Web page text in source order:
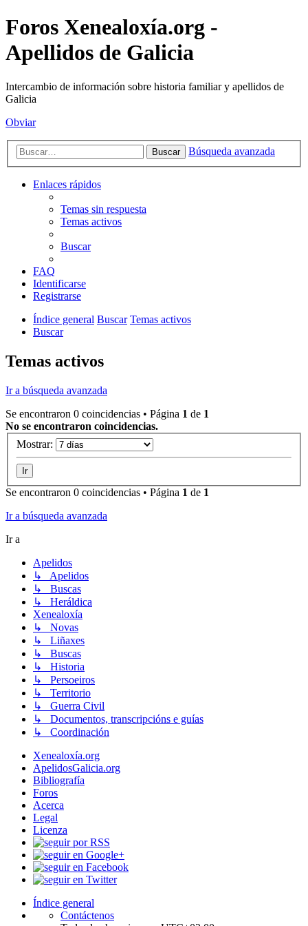
Foros Xenealoxía.org -
Apellidos de Galicia
Intercambio de información sobre historia familiar y apellidos de
Galicia
Obviar
Buscar Búsqueda avanzada
Enlaces rápidos
Temas sin respuesta
Temas activos
Buscar
FAQ
Identificarse
Registrarse
Índice general Buscar Temas activos
Buscar
Temas activos
Ir a búsqueda avanzada
Se encontraron 0 coincidencias • Página 1 de 1
No se encontraron coincidencias.
Mostrar:
Se encontraron 0 coincidencias • Página 1 de 1
Ir a búsqueda avanzada
Ir a
Apelidos
↳ Apelidos
↳ Buscas
↳ Heráldica
Xenealoxía
↳ Novas
↳ Liñaxes
↳ Buscas
↳ Historia
↳ Persoeiros
↳ Territorio
↳ Guerra Civil
↳ Documentos, transcripcións e guías
↳ Coordinación
Xenealoxía.org
ApelidosGalicia.org
Bibliografía
Foros
Acerca
Legal
Licenza
Índice general
Contáctenos